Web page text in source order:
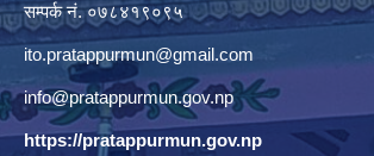
सम्पर्क नं. ०७८४१९०९५
ito.pratappurmun@gmail.com
info@pratappurmun.gov.np
https://pratappurmun.gov.np